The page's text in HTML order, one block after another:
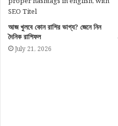
আজ খুলবে কোন রাশির ভাগ্য? জেনে নিন
দৈনিক রাশিফল
July 21, 2026